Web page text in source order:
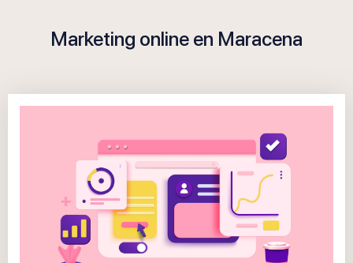
Marketing online en Maracena